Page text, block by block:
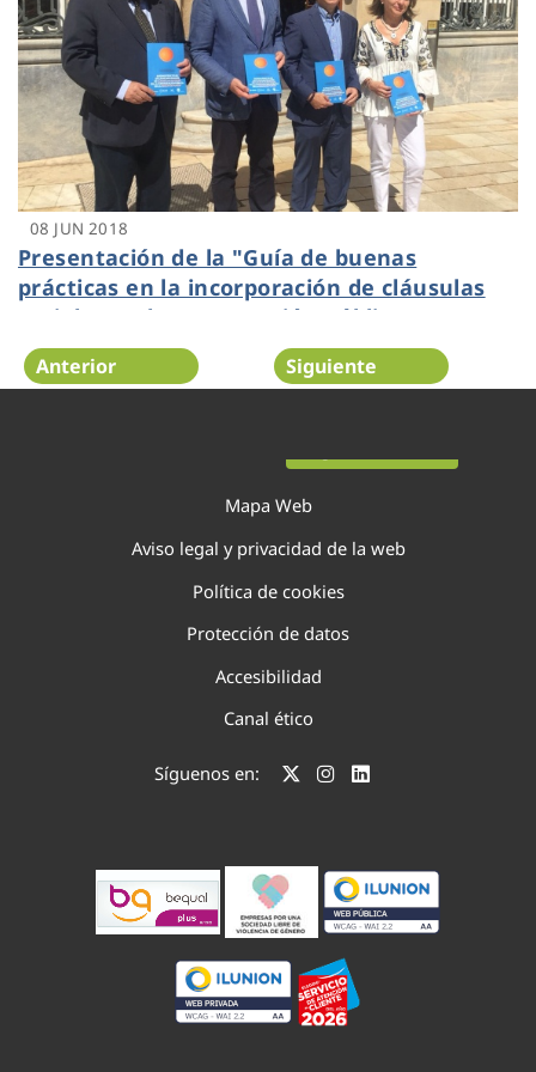
08 JUN 2018
Presentación de la "Guía de buenas
prácticas en la incorporación de cláusulas
sociales en la contratación pública"
Anterior Siguiente
Mapa Web
Aviso legal y privacidad de la web
Política de cookies
Protección de datos
Accesibilidad
Canal ético
Síguenos en: